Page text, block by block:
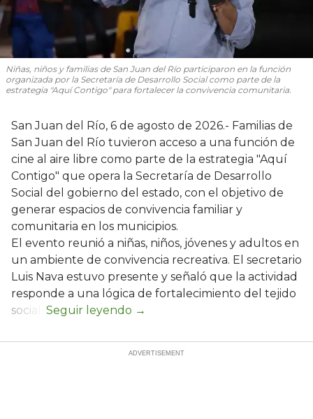
Niñas, niños y familias de San Juan del Río participaron en la función
organizada por la Secretaría de Desarrollo Social como parte de la
estrategia "Aquí Contigo" para fortalecer la convivencia comunitaria.
San Juan del Río, 6 de agosto de 2026.- Familias de
San Juan del Río tuvieron acceso a una función de
cine al aire libre como parte de la estrategia "Aquí
Contigo" que opera la Secretaría de Desarrollo
Social del gobierno del estado, con el objetivo de
generar espacios de convivencia familiar y
comunitaria en los municipios.
El evento reunió a niñas, niños, jóvenes y adultos en
un ambiente de convivencia recreativa. El secretario
Luis Nava estuvo presente y señaló que la actividad
responde a una lógica de fortalecimiento del tejido
social: